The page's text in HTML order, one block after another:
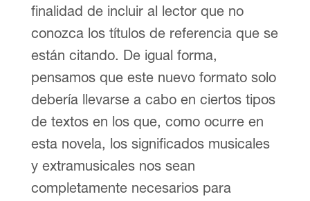
finalidad de incluir al lector que no
conozca los títulos de referencia que se
están citando. De igual forma,
pensamos que este nuevo formato solo
debería llevarse a cabo en ciertos tipos
de textos en los que, como ocurre en
esta novela, los significados musicales
y extramusicales nos sean
completamente necesarios para